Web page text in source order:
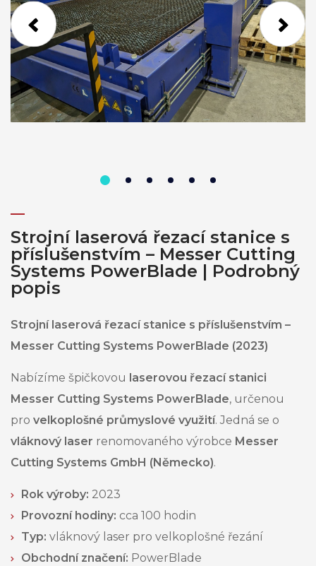
Strojní laserová řezací stanice s
příslušenstvím – Messer Cutting
Systems PowerBlade | Podrobný
popis
Strojní laserová řezací stanice s příslušenstvím –
Messer Cutting Systems PowerBlade (2023)
Nabízíme špičkovou laserovou řezací stanici
Messer Cutting Systems PowerBlade, určenou
pro velkoplošné průmyslové využití. Jedná se o
vláknový laser renomovaného výrobce Messer
Cutting Systems GmbH (Německo).
Rok výroby: 2023
Provozní hodiny: cca 100 hodin
Typ: vláknový laser pro velkoplošné řezání
Obchodní značení: PowerBlade